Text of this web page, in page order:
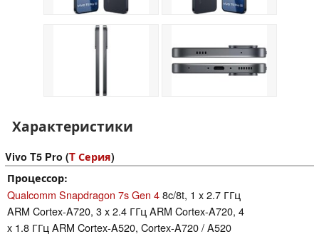
Характеристики
Vivo T5 Pro (T Серия)
Процессор
Qualcomm Snapdragon 7s Gen 48c/8t, 1 x 2.7 ГГц
ARM Cortex-A720, 3 x 2.4 ГГц ARM Cortex-A720, 4
x 1.8 ГГц ARM Cortex-A520, Cortex-A720 / A520